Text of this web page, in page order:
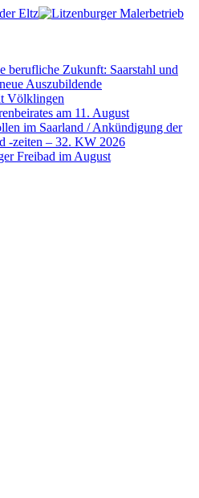
berufliche Zukunft: Saarstahl und
Auszubildende
Völklingen
am 11. August
im Saarland / Ankündigung der
-zeiten – 32. KW 2026
Freibad im August